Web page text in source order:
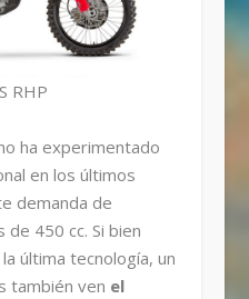
RHP
ha experimentado
en los últimos
demanda de
450 cc. Si bien
última tecnología, un
también ven el